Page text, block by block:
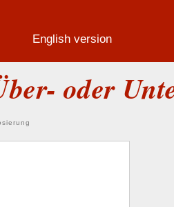
English version
oder